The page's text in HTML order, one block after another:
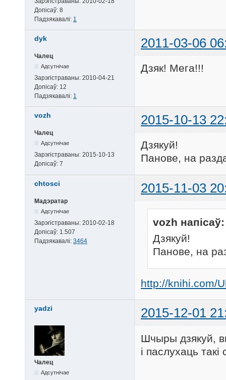
Допісаў: 8
Падзякавалі: 1
dyk 2011-03-06
Чалец
Адсутнічае
Зарэгістраваны: 2010-04-21
Допісаў: 12
Падзякавалі: 1
Дзяк! Мега!!!
vozh 2015-10-13
Чалец
Адсутнічае
Зарэгістраваны: 2015-10-13
Допісаў: 7
Дзякуй!
Панове, на
chtosci 2015-11-03
Мадэратар
Адсутнічае
Зарэгістраваны: 2010-02-18
Допісаў: 1.507
Падзякавалі: 3464
vozh напісаў:
Дзякуй!
Панове, на
http://knihi.com/
yadzi 2015-12-01
Чалец
Адсутнічае
Шчыры дзякуй,
і паслухаць